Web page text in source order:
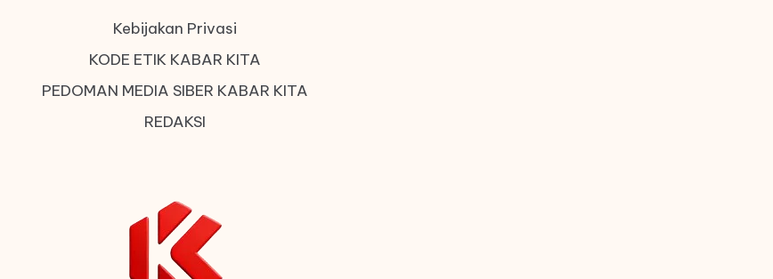
Kebijakan Privasi
KODE ETIK KABAR KITA
PEDOMAN MEDIA SIBER KABAR KITA
REDAKSI